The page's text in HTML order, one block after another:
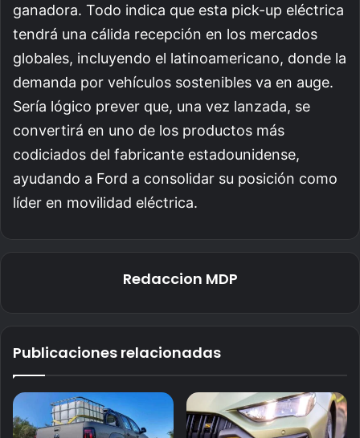
ganadora. Todo indica que esta pick-up eléctrica
tendrá una cálida recepción en los mercados
globales, incluyendo el latinoamericano, donde la
demanda por vehículos sostenibles va en auge.
Sería lógico prever que, una vez lanzada, se
convertirá en uno de los productos más
codiciados del fabricante estadounidense,
ayudando a Ford a consolidar su posición como
líder en movilidad eléctrica.
Redaccion MDP
Publicaciones relacionadas